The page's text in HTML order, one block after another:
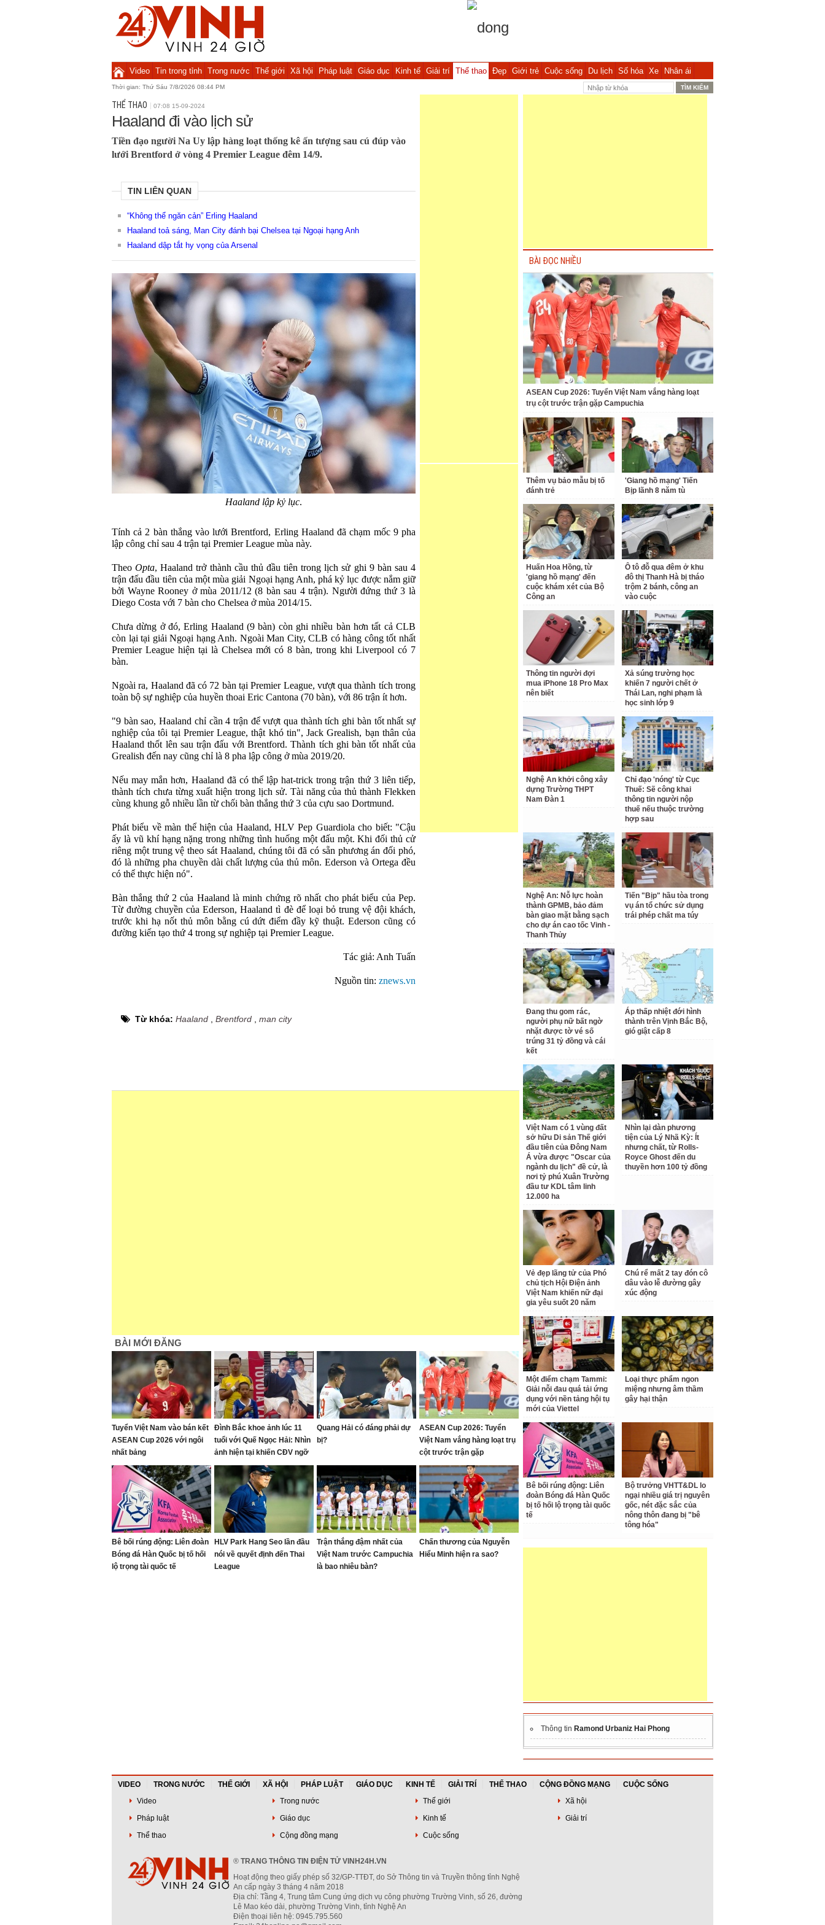
Video Tin trong tỉnh Trong nước Thế giới Xã hội Pháp luật Giáo dục Kinh tế Giải trí Thể thao Đẹp Giới trẻ Cuộc sống Du lịch Số hóa Xe Nhân ái
Thời gian: Thứ Sáu 7/8/2026 08:44 PM
THỂ THAO 07:08 15-09-2024
Haaland đi vào lịch sử
Tiền đạo người Na Uy lập hàng loạt thống kê ấn tượng sau cú đúp vào
lưới Brentford ở vòng 4 Premier League đêm 14/9.
TIN LIÊN QUAN
“Không thể ngăn cản” Erling Haaland
Haaland toả sáng, Man City đánh bại Chelsea tại Ngoại hạng Anh
Haaland dập tắt hy vọng của Arsenal
Haaland lập kỷ lục.
Tính cả 2 bàn thắng vào lưới Brentford, Erling Haaland đã chạm mốc 9 pha
lập công chỉ sau 4 trận tại Premier League mùa này.
TheoOpta, Haaland trở thành cầu thủ đầu tiên trong lịch sử ghi 9 bàn sau 4
trận đấu đầu tiên của một mùa giải Ngoại hạng Anh, phá kỷ lục được nắm giữ
bởi Wayne Rooney ở mùa 2011/12 (8 bàn sau 4 trận). Người đứng thứ 3 là
Diego Costa với 7 bàn cho Chelsea ở mùa 2014/15.
Chưa dừng ở đó, Erling Haaland (9 bàn) còn ghi nhiều bàn hơn tất cả CLB
còn lại tại giải Ngoại hạng Anh. Ngoài Man City, CLB có hàng công tốt nhất
Premier League hiện tại là Chelsea mới có 8 bàn, trong khi Liverpool có 7
bàn.
Ngoài ra, Haaland đã có 72 bàn tại Premier League, vượt qua thành tích trong
toàn bộ sự nghiệp của huyền thoai Eric Cantona (70 bàn), với 86 trận ít hơn.
"9 bàn sao, Haaland chỉ cần 4 trận để vượt qua thành tích ghi bàn tốt nhất sự
nghiệp của tôi tại Premier League, thật khó tin", Jack Grealish, bạn thân của
Haaland thốt lên sau trận đấu với Brentford. Thành tích ghi bàn tốt nhất của
Grealish đến nay cũng chỉ là 8 pha lập công ở mùa 2019/20.
Nếu may mắn hơn, Haaland đã có thể lập hat-trick trong trận thứ 3 liên tiếp,
thành tích chưa từng xuất hiện trong lịch sử. Tài năng của thủ thành Flekken
cùng khung gỗ nhiều lần từ chối bàn thắng thứ 3 của cựu sao Dortmund.
Phát biểu về màn thể hiện của Haaland, HLV Pep Guardiola cho biết: "Cậu
ấy là vũ khí hạng nặng trong những tình huống một đấu một. Khi đối thủ cử
riêng một trung vệ theo sát Haaland, chúng tôi đã có sẵn phương án đối phó,
đó là những pha chuyền dài chất lượng của thủ môn. Ederson và Ortega đều
có thể thực hiện nó".
Bàn thắng thứ 2 của Haaland là minh chứng rõ nhất cho phát biểu của Pep.
Từ đường chuyền của Ederson, Haaland tì đè để loại bỏ trung vệ đội khách,
trước khi hạ nốt thủ môn bằng cú dứt điểm đầy kỹ thuật. Ederson cũng có
đường kiến tạo thứ 4 trong sự nghiệp tại Premier League.
Tác giả: Anh Tuấn
Nguồn tin: znews.vn
Từ khóa: Haaland Brentford man city
BÀI MỚI ĐĂNG
Tuyển Việt Nam vào bán kết
ASEAN Cup 2026 với ngôi
nhất bảng
Đình Bắc khoe ảnh lúc 11
tuổi với Quế Ngọc Hải: Nhìn
ảnh hiện tại khiến CĐV ngỡ
ngàng vì dậy thì quá thành
công
Quang Hải có đáng phải dự
bị?
ASEAN Cup 2026: Tuyển
Việt Nam vắng hàng loạt trụ
cột trước trận gặp
Campuchia
Bê bối rúng động: Liên đoàn
Bóng đá Hàn Quốc bị tố hối
lộ trọng tài quốc tế
HLV Park Hang Seo lần đầu
nói về quyết định đến Thai
League
Trận thắng đậm nhất của
Việt Nam trước Campuchia
là bao nhiêu bàn?
Chấn thương của Nguyễn
Hiểu Minh hiện ra sao?
BÀI ĐỌC NHIỀU
ASEAN Cup 2026: Tuyển Việt Nam vắng hàng loạt
trụ cột trước trận gặp Campuchia
Thêm vụ bảo mẫu bị tố
đánh trẻ
'Giang hồ mạng' Tiến
Bịp lãnh 8 năm tù
Huấn Hoa Hồng, từ
'giang hồ mạng' đến
cuộc khám xét của Bộ
Công an
Ô tô đỗ qua đêm ở khu
đô thị Thanh Hà bị tháo
trộm 2 bánh, công an
vào cuộc
Thông tin người đợi
mua iPhone 18 Pro Max
nên biết
Xả súng trường học
khiến 7 người chết ở
Thái Lan, nghi phạm là
học sinh lớp 9
Nghệ An khởi công xây
dựng Trường THPT
Nam Đàn 1
Chỉ đạo 'nóng' từ Cục
Thuế: Sẽ công khai
thông tin người nộp
thuế nếu thuộc trường
hợp sau
Nghệ An: Nỗ lực hoàn
thành GPMB, bảo đảm
bàn giao mặt bằng sạch
cho dự án cao tốc Vinh -
Thanh Thủy
Tiến "Bịp" hầu tòa trong
vụ án tổ chức sử dụng
trái phép chất ma túy
Đang thu gom rác,
người phụ nữ bất ngờ
nhặt được tờ vé số
trúng 31 tỷ đồng và cái
kết
Áp thấp nhiệt đới hình
thành trên Vịnh Bắc Bộ,
gió giật cấp 8
Việt Nam có 1 vùng đất
sở hữu Di sản Thế giới
đầu tiên của Đông Nam
Á vừa được "Oscar của
ngành du lịch" đề cử, là
nơi tỷ phú Xuân Trường
đầu tư KDL tâm linh
12.000 ha
Nhìn lại dàn phương
tiện của Lý Nhã Kỳ: Ít
nhưng chất, từ Rolls-
Royce Ghost đến du
thuyền hơn 100 tỷ đồng
Vẻ đẹp lãng tử của Phó
chủ tịch Hội Điện ảnh
Việt Nam khiến nữ đại
gia yêu suốt 20 năm
Chú rể mất 2 tay đón cô
dâu vào lễ đường gây
xúc động
Một điểm chạm Tammi:
Giải nỗi đau quá tải ứng
dụng với nền tảng hội tụ
mới của Viettel
Loại thực phẩm ngon
miệng nhưng âm thầm
gây hại thận
Bê bối rúng động: Liên
đoàn Bóng đá Hàn Quốc
bị tố hối lộ trọng tài quốc
tế
Bộ trưởng VHTT&DL lo
ngại nhiều giá trị nguyên
gốc, nét đặc sắc của
nông thôn đang bị "bê
tông hóa"
Thông tin Ramond Urbaniz Hai Phong
VIDEO TRONG NƯỚC THẾ GIỚI XÃ HỘI PHÁP LUẬT GIÁO DỤC KINH TẾ GIẢI TRÍ THỂ THAO CỘNG ĐỒNG MẠNG
CUỘC SỐNG
Video
Trong nước Thế giới
Xã hội
Pháp luật
Giáo dục Kinh tế
Giải trí
Thể thao
Cộng đồng mạng Cuộc sống
® TRANG THÔNG TIN ĐIỆN TỬ VINH24H.VN
Hoạt động theo giấy phép số 32/GP-TTĐT, do Sở Thông tin và Truyền thông tỉnh Nghệ
An cấp ngày 3 tháng 4 năm 2018
Địa chỉ: Tầng 4, Trung tâm Cung ứng dịch vụ công phường Trường Vinh, số 26, đường
Lê Mao kéo dài, phường Trường Vinh, tỉnh Nghệ An
Điện thoại liên hệ: 0945.795.560